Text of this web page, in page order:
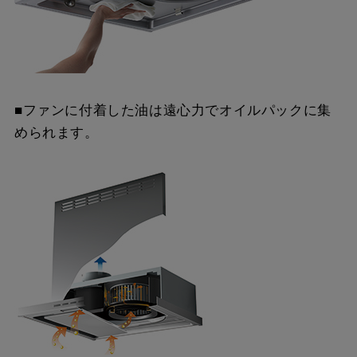
■ファンに付着した油は遠心力でオイルパックに集
められます。